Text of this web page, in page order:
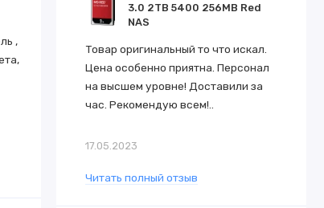
,
3.0 2TB 5400 256MB Red
NAS
Товар оригинальный то что искал.
Цена особенно приятна. Персонал
на высшем уровне! Доставили за
час. Рекомендую всем!..
17.05.2023
Читать полный отзыв